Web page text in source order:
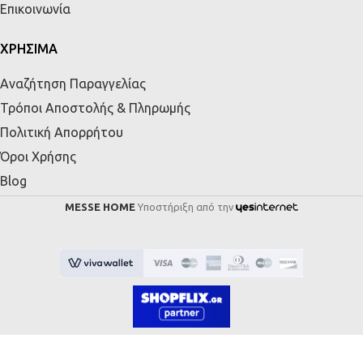
Επικοινωνία
ΧΡΗΣΙΜΑ
Αναζήτηση Παραγγελίας
Τρόποι Αποστολής & Πληρωμής
Πολιτική Απορρήτου
Όροι Χρήσης
Blog
MESSE HOME Υποστήριξη από την